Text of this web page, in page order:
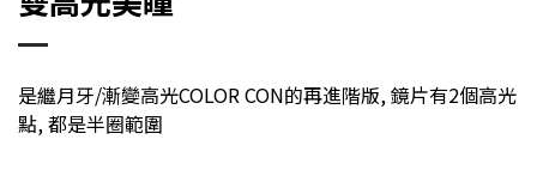
是繼月牙/漸變高光COLOR CON的再進階版, 鏡片有2個高光
點, 都是半圈範圍